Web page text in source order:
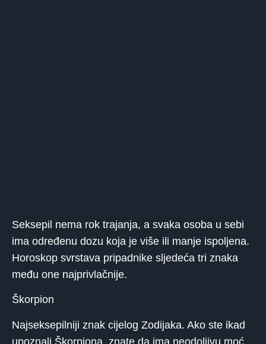
Seksepil nema rok trajanja, a svaka osoba u sebi
ima određenu dozu koja je više ili manje ispoljena.
Horoskop svrstava pripadnike sljedeća tri znaka
među one najprivlačnije.
Škorpion
Najseksepilniji znak cijelog Zodijaka. Ako ste ikad
upoznali Škorpiona, znate da ima neodoljivu moć